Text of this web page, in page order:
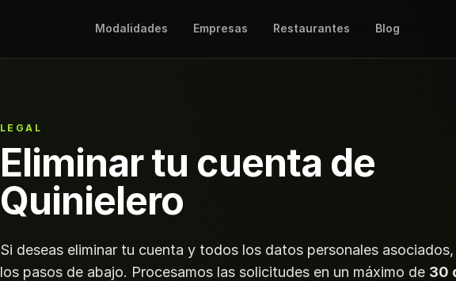
Modalidades Empresas Restaurantes Blog
LEGAL
Eliminar tu cuenta de
Quinielero
Si deseas eliminar tu cuenta y todos los datos personales
los pasos de abajo. Procesamos las solicitudes en un máximo de 30